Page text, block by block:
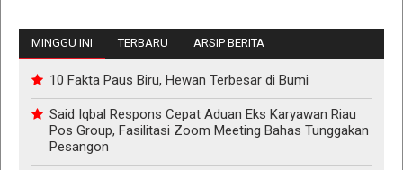
MINGGU INI TERBARU ARSIP BERITA
10 Fakta Paus Biru, Hewan Terbesar di Bumi
Said Iqbal Respons Cepat Aduan Eks Karyawan Riau
Pos Group, Fasilitasi Zoom Meeting Bahas Tunggakan
Pesangon